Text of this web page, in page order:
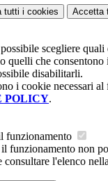
tutti i cookies Accetta
scegliere
quelli che
disabilitarli.
i cookie necessari
POLICY.
funzionamento
funzionamento non
l'elenco